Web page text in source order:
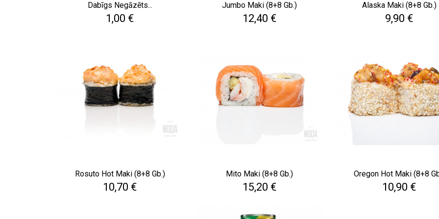
Dabīgs Negāzēts...
Cena
1,00 €
Jumbo Maki (8+8 Gb.)
Cena
12,40 €
Alaska Maki (8+8 Gb.)
Cena
9,90 €
Rosuto Hot Maki (8+8 Gb.)
Cena
10,70 €
Mito Maki (8+8 Gb.)
Cena
15,20 €
Oregon Hot Maki (8+8
Cena
10,90 €